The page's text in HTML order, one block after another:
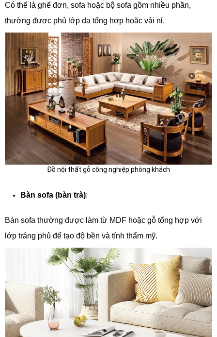
Có thể là ghế đơn, sofa hoặc bộ sofa gồm nhiều phần,
thường được phủ lớp da tổng hợp hoặc vải nỉ.
Đồ nội thất gỗ công nghiệp phòng khách
Bàn sofa (bàn trà):
Bàn sofa thường được làm từ MDF hoặc gỗ tổng hợp với
lớp tráng phủ để tạo độ bền và tính thẩm mỹ.